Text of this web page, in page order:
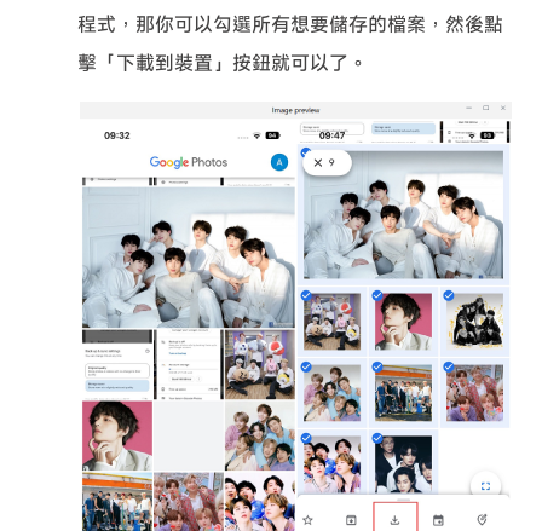
程式，那你可以勾選所有想要儲存的檔案，然後點
擊「下載到裝置」按鈕就可以了。